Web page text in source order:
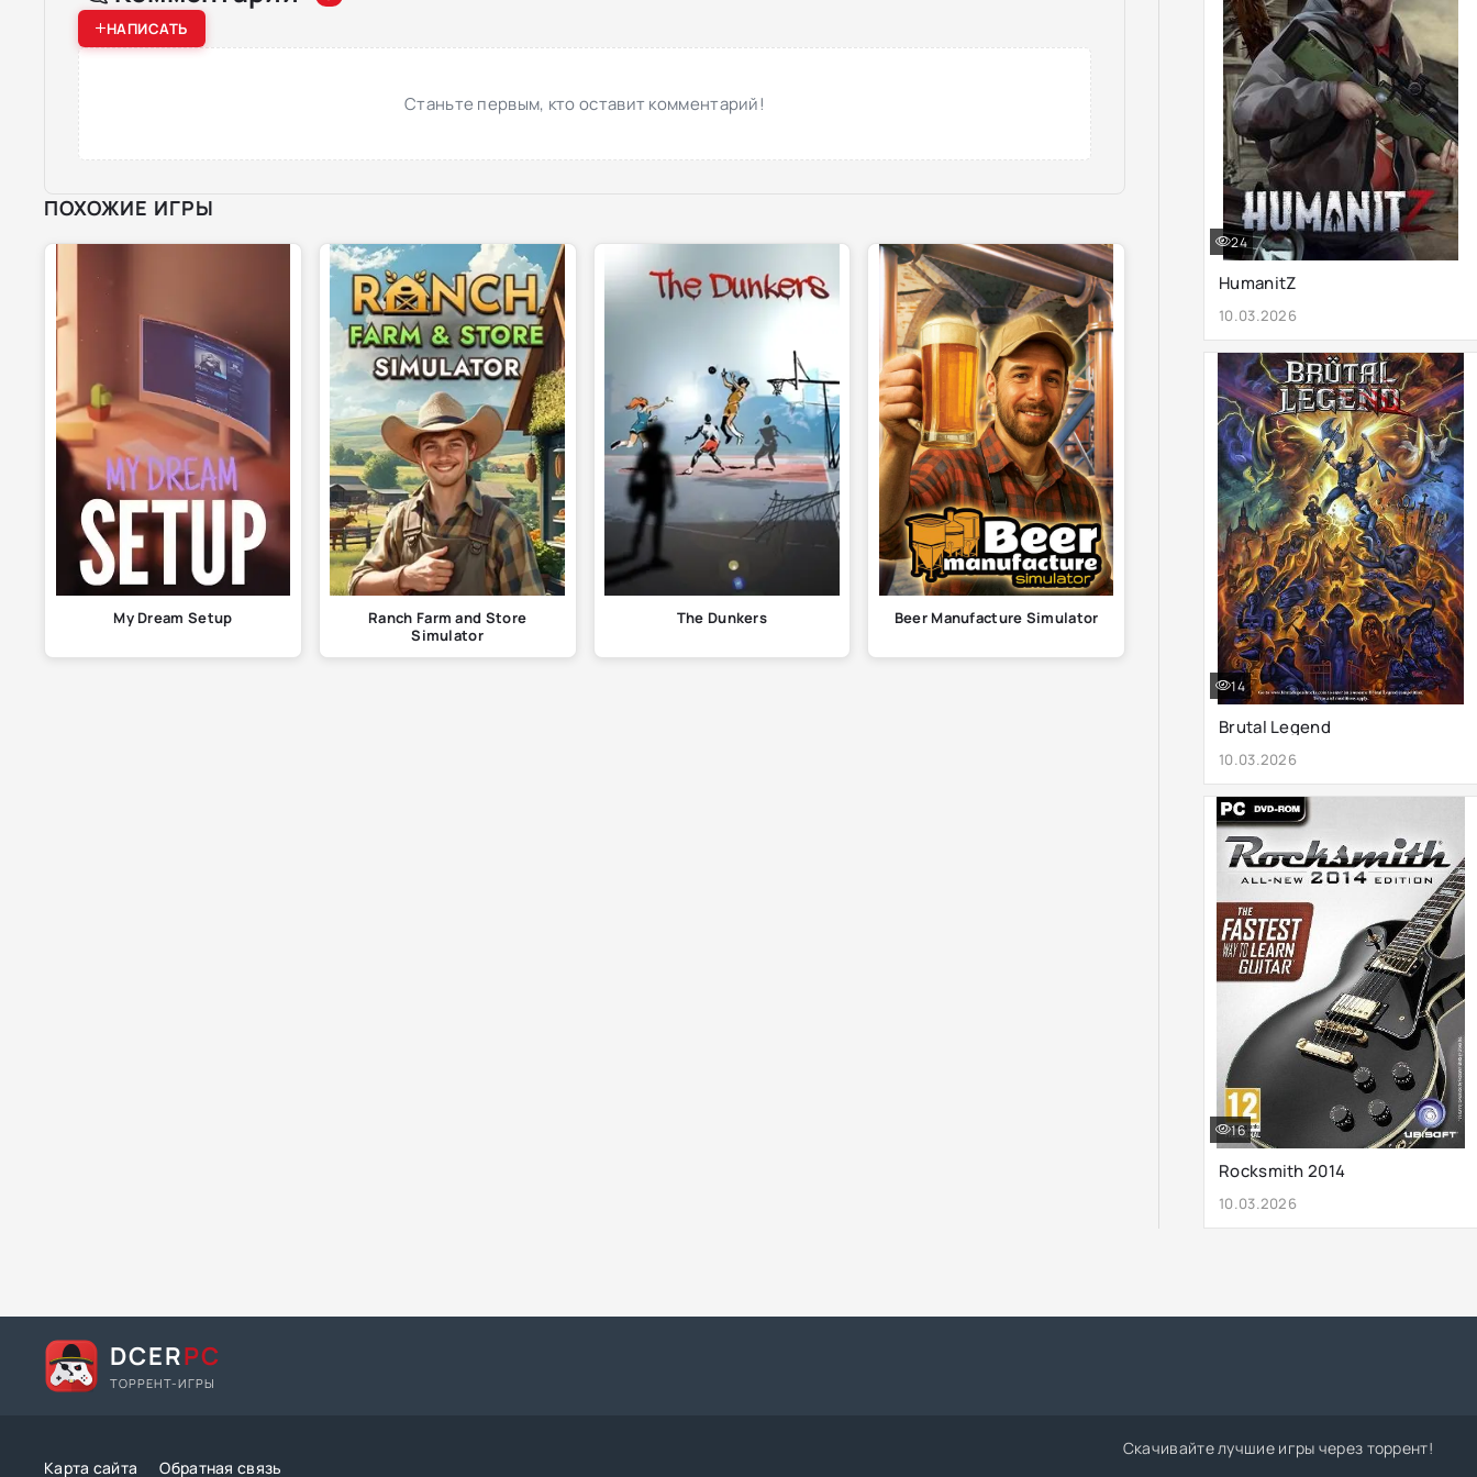
НАПИСАТЬ
Станьте первым, кто оставит комментарий!
ПОХОЖИЕ ИГРЫ
My Dream Setup
Ranch Farm and Store
Simulator
The Dunkers Beer Manufacture Simulator
HumanitZ
10.03.2026
24
Brutal Legend
10.03.2026
14
Rocksmith 2014
10.03.2026
16
DCERPC
ТОРРЕНТ-ИГРЫ
Карта сайта Обратная связь
Скачивайте лучшие игры через торрент!